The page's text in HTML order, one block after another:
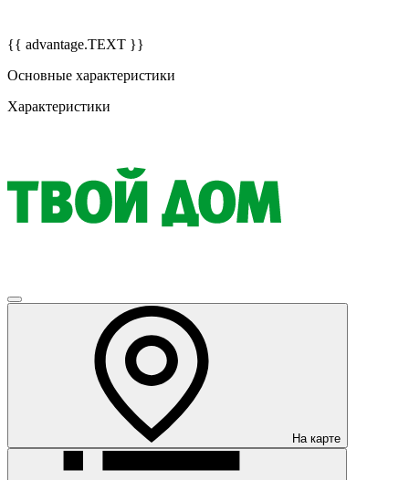
{{ advantage.TEXT }}
Основные характеристики
Характеристики
На карте